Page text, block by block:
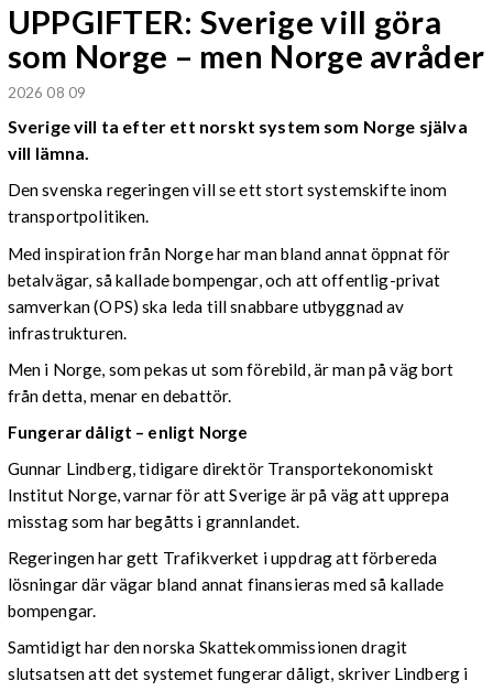
UPPGIFTER: Sverige vill göra
som Norge – men Norge avråder
2026 08 09
Sverige vill ta efter ett norskt system som Norge själva
vill lämna.
Den svenska regeringen vill se ett stort systemskifte inom
transportpolitiken.
Med inspiration från Norge har man bland annat öppnat för
betalvägar, så kallade bompengar, och att offentlig-privat
samverkan (OPS) ska leda till snabbare utbyggnad av
infrastrukturen.
Men i Norge, som pekas ut som förebild, är man på väg bort
från detta, menar en debattör.
Fungerar dåligt – enligt Norge
Gunnar Lindberg, tidigare direktör Transportekonomiskt
Institut Norge, varnar för att Sverige är på väg att upprepa
misstag som har begåtts i grannlandet.
Regeringen har gett Trafikverket i uppdrag att förbereda
lösningar där vägar bland annat finansieras med så kallade
bompengar.
Samtidigt har den norska Skattekommissionen dragit
slutsatsen att det systemet fungerar dåligt, skriver Lindberg i